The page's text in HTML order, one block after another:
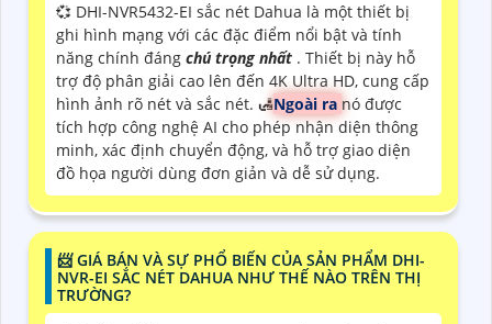
💞 DHI-NVR5432-EI sắc nét Dahua là một thiết bị
ghi hình mạng với các đặc điểm nổi bật và tính
năng chính đáng chú trọng nhất . Thiết bị này hỗ
trợ độ phân giải cao lên đến 4K Ultra HD, cung cấp
hình ảnh rõ nét và sắc nét. 🛃Ngoài ra nó được
tích hợp công nghệ AI cho phép nhận diện thông
minh, xác định chuyển động, và hỗ trợ giao diện
đồ họa người dùng đơn giản và dễ sử dụng.
📨 GIÁ BÁN VÀ SỰ PHỔ BIẾN CỦA SẢN PHẨM DHI-
NVR-EI SẮC NÉT DAHUA NHƯ THẾ NÀO TRÊN THỊ
TRƯỜNG?